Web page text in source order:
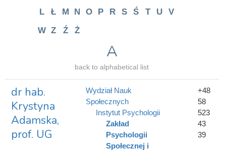
L Ł M N O P R S Ś T U V
W Z Ź Ż
A
back to alphabetical list
dr hab.
Krystyna
Adamska,
prof. UG
+48
58
523
43
39
Wydział Nauk
Społecznych
Instytut Psychologii
Zakład
Psychologii
Społecznej i